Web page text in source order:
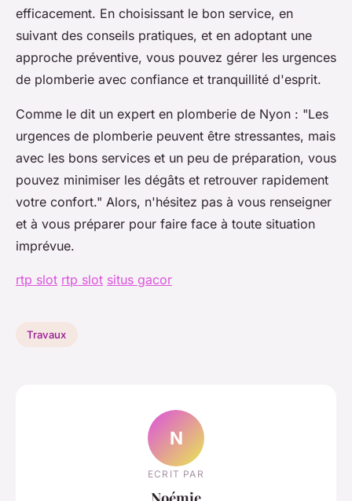
efficacement. En choisissant le bon service, en
suivant des conseils pratiques, et en adoptant une
approche préventive, vous pouvez gérer les urgences
de plomberie avec confiance et tranquillité d'esprit.
Comme le dit un expert en plomberie de Nyon : "Les
urgences de plomberie peuvent être stressantes, mais
avec les bons services et un peu de préparation, vous
pouvez minimiser les dégâts et retrouver rapidement
votre confort." Alors, n'hésitez pas à vous renseigner
et à vous préparer pour faire face à toute situation
imprévue.
rtp slot rtp slot situs gacor
Travaux
N
ECRIT PAR